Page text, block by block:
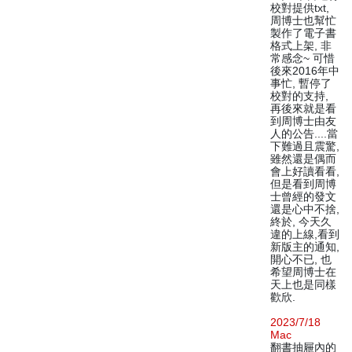
校對提供txt,
周博士也幫忙
製作了電子書
格式上架, 非
常感念~ 可惜
後來2016年中
事忙, 暫停了
校對的支持,
再後來就是看
到周博士由友
人的公告....當
下難過且震驚,
雖然還是偶而
會上好讀看看,
但是看到周博
士曾經的發文
還是心中不捨,
終於, 今天久
違的上線,看到
新版主的通知,
開心不已, 也
希望周博士在
天上也是同樣
歡欣.
2023/7/18
Mac
翻書抽屜內的